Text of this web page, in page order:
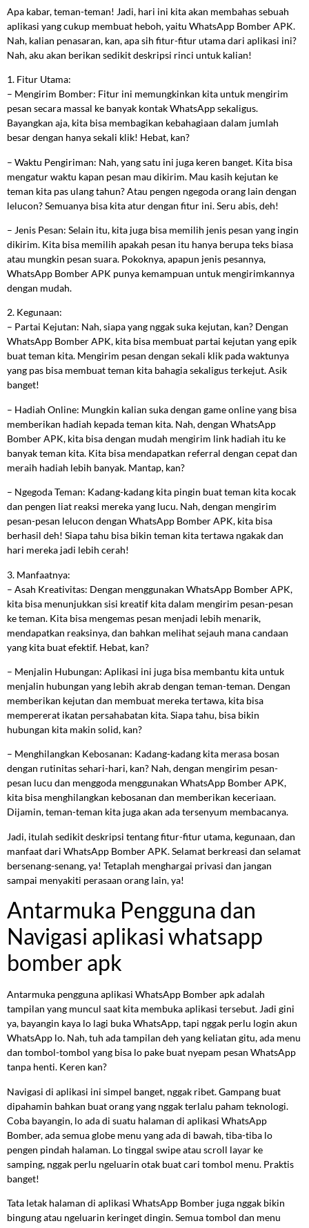
Apa kabar, teman-teman! Jadi, hari ini kita akan membahas sebuah
aplikasi yang cukup membuat heboh, yaitu WhatsApp Bomber APK.
Nah, kalian penasaran, kan, apa sih fitur-fitur utama dari aplikasi ini?
Nah, aku akan berikan sedikit deskripsi rinci untuk kalian!
1. Fitur Utama:
– Mengirim Bomber: Fitur ini memungkinkan kita untuk mengirim
pesan secara massal ke banyak kontak WhatsApp sekaligus.
Bayangkan aja, kita bisa membagikan kebahagiaan dalam jumlah
besar dengan hanya sekali klik! Hebat, kan?
– Waktu Pengiriman: Nah, yang satu ini juga keren banget. Kita bisa
mengatur waktu kapan pesan mau dikirim. Mau kasih kejutan ke
teman kita pas ulang tahun? Atau pengen ngegoda orang lain dengan
lelucon? Semuanya bisa kita atur dengan fitur ini. Seru abis, deh!
– Jenis Pesan: Selain itu, kita juga bisa memilih jenis pesan yang ingin
dikirim. Kita bisa memilih apakah pesan itu hanya berupa teks biasa
atau mungkin pesan suara. Pokoknya, apapun jenis pesannya,
WhatsApp Bomber APK punya kemampuan untuk mengirimkannya
dengan mudah.
2. Kegunaan:
– Partai Kejutan: Nah, siapa yang nggak suka kejutan, kan? Dengan
WhatsApp Bomber APK, kita bisa membuat partai kejutan yang epik
buat teman kita. Mengirim pesan dengan sekali klik pada waktunya
yang pas bisa membuat teman kita bahagia sekaligus terkejut. Asik
banget!
– Hadiah Online: Mungkin kalian suka dengan game online yang bisa
memberikan hadiah kepada teman kita. Nah, dengan WhatsApp
Bomber APK, kita bisa dengan mudah mengirim link hadiah itu ke
banyak teman kita. Kita bisa mendapatkan referral dengan cepat dan
meraih hadiah lebih banyak. Mantap, kan?
– Ngegoda Teman: Kadang-kadang kita pingin buat teman kita kocak
dan pengen liat reaksi mereka yang lucu. Nah, dengan mengirim
pesan-pesan lelucon dengan WhatsApp Bomber APK, kita bisa
berhasil deh! Siapa tahu bisa bikin teman kita tertawa ngakak dan
hari mereka jadi lebih cerah!
3. Manfaatnya:
– Asah Kreativitas: Dengan menggunakan WhatsApp Bomber APK,
kita bisa menunjukkan sisi kreatif kita dalam mengirim pesan-pesan
ke teman. Kita bisa mengemas pesan menjadi lebih menarik,
mendapatkan reaksinya, dan bahkan melihat sejauh mana candaan
yang kita buat efektif. Hebat, kan?
– Menjalin Hubungan: Aplikasi ini juga bisa membantu kita untuk
menjalin hubungan yang lebih akrab dengan teman-teman. Dengan
memberikan kejutan dan membuat mereka tertawa, kita bisa
mempererat ikatan persahabatan kita. Siapa tahu, bisa bikin
hubungan kita makin solid, kan?
– Menghilangkan Kebosanan: Kadang-kadang kita merasa bosan
dengan rutinitas sehari-hari, kan? Nah, dengan mengirim pesan-
pesan lucu dan menggoda menggunakan WhatsApp Bomber APK,
kita bisa menghilangkan kebosanan dan memberikan keceriaan.
Dijamin, teman-teman kita juga akan ada tersenyum membacanya.
Jadi, itulah sedikit deskripsi tentang fitur-fitur utama, kegunaan, dan
manfaat dari WhatsApp Bomber APK. Selamat berkreasi dan selamat
bersenang-senang, ya! Tetaplah menghargai privasi dan jangan
sampai menyakiti perasaan orang lain, ya!
Antarmuka Pengguna dan
Navigasi aplikasi whatsapp
bomber apk
Antarmuka pengguna aplikasi WhatsApp Bomber apk adalah
tampilan yang muncul saat kita membuka aplikasi tersebut. Jadi gini
ya, bayangin kaya lo lagi buka WhatsApp, tapi nggak perlu login akun
WhatsApp lo. Nah, tuh ada tampilan deh yang keliatan gitu, ada menu
dan tombol-tombol yang bisa lo pake buat nyepam pesan WhatsApp
tanpa henti. Keren kan?
Navigasi di aplikasi ini simpel banget, nggak ribet. Gampang buat
dipahamin bahkan buat orang yang nggak terlalu paham teknologi.
Coba bayangin, lo ada di suatu halaman di aplikasi WhatsApp
Bomber, ada semua globe menu yang ada di bawah, tiba-tiba lo
pengen pindah halaman. Lo tinggal swipe atau scroll layar ke
samping, nggak perlu ngeluarin otak buat cari tombol menu. Praktis
banget!
Tata letak halaman di aplikasi WhatsApp Bomber juga nggak bikin
bingung atau ngeluarin keringet dingin. Semua tombol dan menu